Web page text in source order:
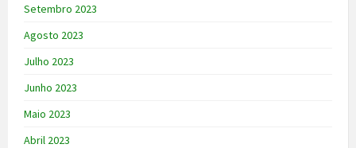
Setembro 2023
Agosto 2023
Julho 2023
Junho 2023
Maio 2023
Abril 2023